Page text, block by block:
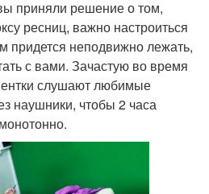
приняли решение о том,
ресниц, важно настроиться
придется неподвижно лежать,
с вами. Зачастую во время
слушают любимые
наушники, чтобы 2 часа